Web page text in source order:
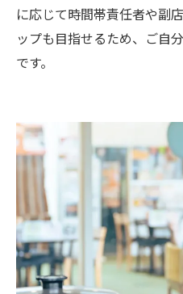
に応じて時間帯責任者や副
ップも目指せるため、ご自
です。